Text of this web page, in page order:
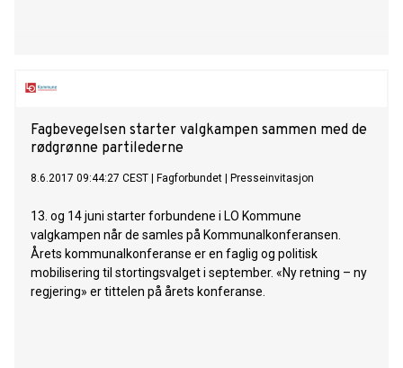
Fagbevegelsen starter valgkampen sammen med de
rødgrønne partilederne
8.6.2017 09:44:27 CEST Fagforbundet Presseinvitasjon
13. og 14 juni starter forbundene i LO Kommune
valgkampen når de samles på Kommunalkonferansen.
Årets kommunalkonferanse er en faglig og politisk
mobilisering til stortingsvalget i september. «Ny retning – ny
regjering» er tittelen på årets konferanse.